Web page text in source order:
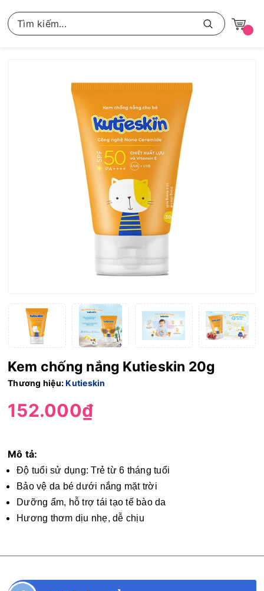
Kem chống nắng Kutieskin 20g
Thương hiệu:Kutieskin
152.000₫
Mô tả:
Độ tuổi sử dụng: Trẻ từ 6 tháng tuổi
Bảo vệ da bé dưới nắng mặt trời
Dưỡng ẩm, hỗ trợ tái tạo tế bào da
Hương thơm dịu nhẹ, dễ chịu